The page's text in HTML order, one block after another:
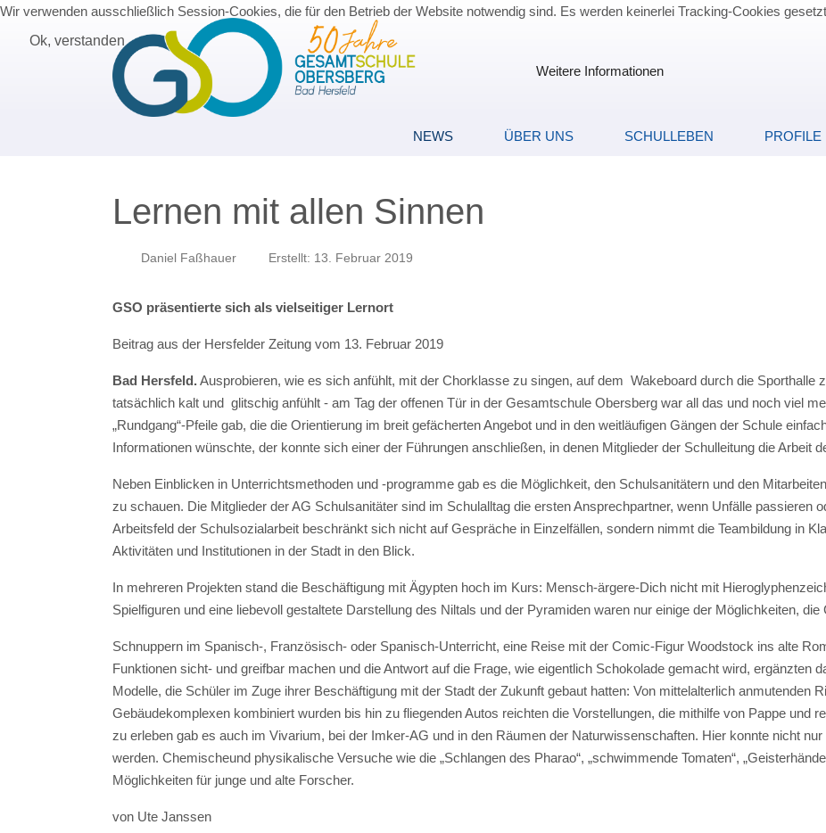
NEWS ÜBER UNS SCHULLEBEN PROFILE
Lernen mit allen Sinnen
Daniel Faßhauer Erstellt: 13. Februar 2019
GSO präsentierte sich als vielseitiger Lernort
Beitrag aus der Hersfelder Zeitung vom 13. Februar 2019
Bad Hersfeld.Ausprobieren, wie es sich anfühlt, mit der Chorklasse zu singen, auf dem Wakeboard durch die Sporthalle
tatsächlich kalt und glitschig anfühlt - am Tag der offenen Tür in der Gesamtschule Obersberg war all das und noch viel
„Rundgang“-Pfeile gab, die die Orientierung im breit gefächerten Angebot und in den weitläufigen Gängen der Schule
Informationen wünschte, der konnte sich einer der Führungen anschließen, in denen Mitglieder der Schulleitung die Arbeit
Neben Einblicken in Unterrichtsmethoden und -programme gab es die Möglichkeit, den Schulsanitätern und den
zu schauen. Die Mitglieder der AG Schulsanitäter sind im Schulalltag die ersten Ansprechpartner, wenn Unfälle passieren
Arbeitsfeld der Schulsozialarbeit beschränkt sich nicht auf Gespräche in Einzelfällen, sondern nimmt die Teambildung in
Aktivitäten und Institutionen in der Stadt in den Blick.
In mehreren Projekten stand die Beschäftigung mit Ägypten hoch im Kurs: Mensch-ärgere-Dich nicht mit
Spielfiguren und eine liebevoll gestaltete Darstellung des Niltals und der Pyramiden waren nur einige der Möglichkeiten,
Schnuppern im Spanisch-, Französisch- oder Spanisch-Unterricht, eine Reise mit der Comic-Figur Woodstock ins alte
Funktionen sicht- und greifbar machen und die Antwort auf die Frage, wie eigentlich Schokolade gemacht wird, ergänzten
Modelle, die Schüler im Zuge ihrer Beschäftigung mit der Stadt der Zukunft gebaut hatten: Von mittelalterlich anmutenden
Gebäudekomplexen kombiniert wurden bis hin zu fliegenden Autos reichten die Vorstellungen, die mithilfe von Pappe und
zu erleben gab es auch im Vivarium, bei der Imker-AG und in den Räumen der Naturwissenschaften. Hier konnte nicht
werden. Chemischeund physikalische Versuche wie die „Schlangen des Pharao“, „schwimmende Tomaten“,
Möglichkeiten für junge und alte Forscher.
von Ute Janssen
Wir verwenden ausschließlich Session-Cookies, die für den Betrieb der Website notwendig sind. Es werden keinerlei Tracking-Cookies
Ok, verstanden
Weitere Informationen